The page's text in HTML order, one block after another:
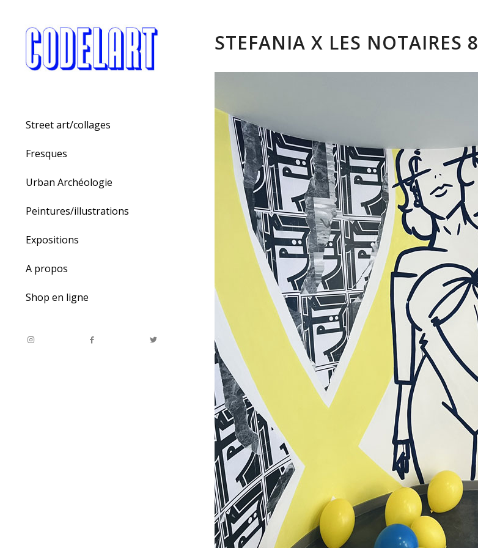
Street art/collages
Fresques
Urban Archéologie
Peintures/illustrations
Expositions
A propos
Shop en ligne
STEFANIA X LES NOTAIRES 8